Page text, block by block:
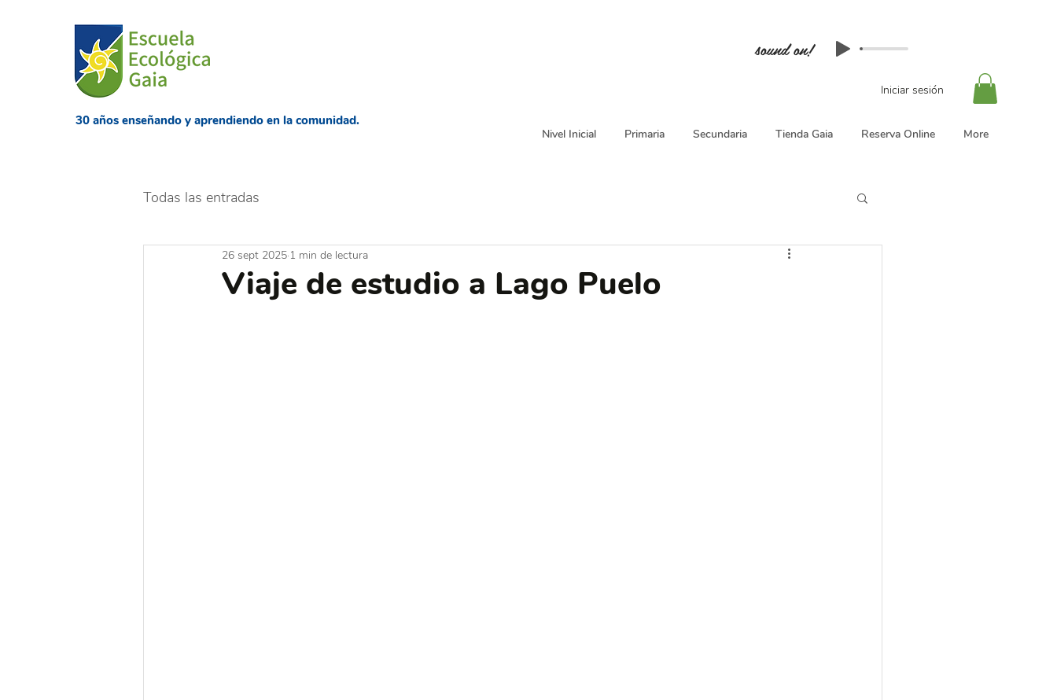
​30 años enseñando y aprendiendo en la comunidad.
sound on!
Iniciar sesión
Nivel Inicial Primaria Secundaria Tienda Gaia Reserva Online More
Todas las entradas
Viaje de estudio a Lago Puelo
26 sept 2025 1 min de lectura